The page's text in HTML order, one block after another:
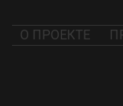
О ПРОЕКТЕ